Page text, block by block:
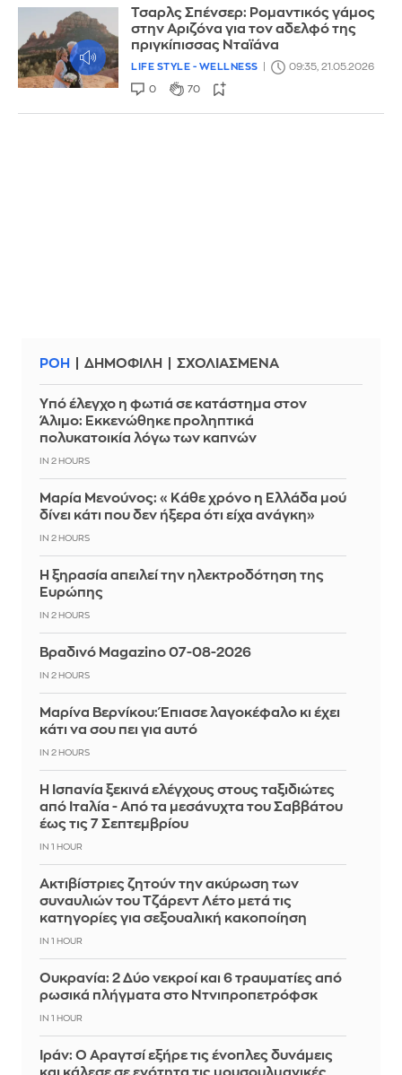
Τσαρλς Σπένσερ: Ρομαντικός γάμος
στην Αριζόνα για τον αδελφό της
πριγκίπισσας Νταϊάνα
LIFE STYLE - WELLNESS 09:35, 21.05.2026
0 70
ΡΟΗ ΔΗΜΟΦΙΛΗ ΣΧΟΛΙΑΣΜΕΝΑ
Yπό έλεγχο η φωτιά σε κατάστημα στον
Άλιμο: Εκκενώθηκε προληπτικά
πολυκατοικία λόγω των καπνών
IN 2 HOURS
Μαρία Μενούνος: «Κάθε χρόνο η Ελλάδα μού
δίνει κάτι που δεν ήξερα ότι είχα ανάγκη»
IN 2 HOURS
Η ξηρασία απειλεί την ηλεκτροδότηση της
Ευρώπης
IN 2 HOURS
Βραδινό Magazino 07-08-2026
IN 2 HOURS
Μαρίνα Βερνίκου: Έπιασε λαγοκέφαλο κι έχει
κάτι να σου πει για αυτό
IN 2 HOURS
Η Ισπανία ξεκινά ελέγχους στους ταξιδιώτες
από Ιταλία - Από τα μεσάνυχτα του Σαββάτου
έως τις 7 Σεπτεμβρίου
IN 1 HOUR
Ακτιβίστριες ζητούν την ακύρωση των
συναυλιών του Τζάρεντ Λέτο μετά τις
κατηγορίες για σεξουαλική κακοποίηση
IN 1 HOUR
Ουκρανία: 2 Δύο νεκροί και 6 τραυματίες από
ρωσικά πλήγματα στο Ντνιπροπετρόφσκ
IN 1 HOUR
Ιράν: Ο Αραγτσί εξήρε τις ένοπλες δυνάμεις